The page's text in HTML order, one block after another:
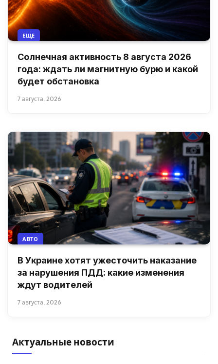
ЕЩЕ
Солнечная активность 8 августа 2026
года: ждать ли магнитную бурю и какой
будет обстановка
7 августа, 2026
АВТО
В Украине хотят ужесточить наказание
за нарушения ПДД: какие изменения
ждут водителей
7 августа, 2026
Актуальные новости